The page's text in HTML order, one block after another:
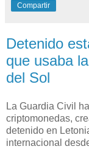
Compartir
Detenido
que usaba
del Sol
La Guardia Civil
criptomonedas,
detenido en
internacional